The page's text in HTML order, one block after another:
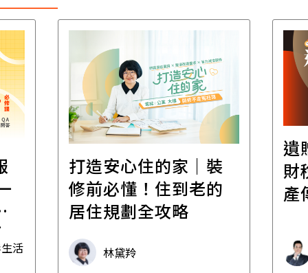
活
打造安心住的家｜裝
修前必懂！住到老的
居住規劃全攻略
林黛羚
遺
財
產